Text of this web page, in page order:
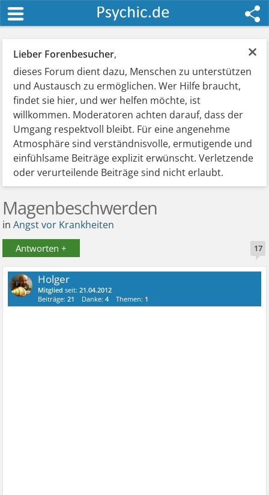
×
Lieber Forenbesucher,
dieses Forum dient dazu, Menschen zu unterstützen
und Austausch zu ermöglichen. Wer Hilfe braucht,
findet sie hier, und wer helfen möchte, ist
willkommen. Moderatoren achten darauf, dass der
Umgang respektvoll bleibt. Für eine angenehme
Atmosphäre sind verständnisvolle, ermutigende und
einfühlsame Beiträge explizit erwünscht. Verletzende
oder verurteilende Beiträge sind nicht erlaubt.
Magenbeschwerden
inAngst vor Krankheiten
Antworten + 17
Holger
Mitglied seit:21.04.2012
Beiträge:21 Danke:4 Themen: 1